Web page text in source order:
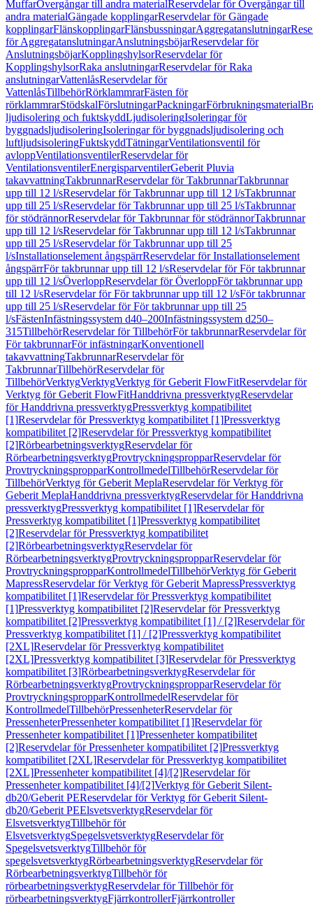
MuffarÖvergångar till andra materialReservdelar för Övergångar till
andra materialGängade kopplingarReservdelar för Gängade
kopplingarFlänskopplingarFlänsbussningarAggregatanslutningar
för AggregatanslutningarAnslutningsböjarReservdelar för
AnslutningsböjarKopplingshylsorReservdelar för
KopplingshylsorRaka anslutningarReservdelar för Raka
anslutningarVattenlåsReservdelar för
VattenlåsTillbehörRörklammrarFästen för
rörklammrarStödskalFörslutningarPackningarFörbrukningsmaterial
ljudisolering och fuktskyddLjudisoleringIsoleringar för
byggnadsljudisoleringIsoleringar för byggnadsljudisolering och
luftljudsisoleringFuktskyddTätningarVentilationsventil för
avloppVentilationsventilerReservdelar för
VentilationsventilerEnergisparventilerGeberit Pluvia
takavvattningTakbrunnarReservdelar för TakbrunnarTakbrunnar
upp till 12 l/sReservdelar för Takbrunnar upp till 12 l/sTakbrunnar
upp till 25 l/sReservdelar för Takbrunnar upp till 25 l/sTakbrunnar
för stödrännorReservdelar för Takbrunnar för stödrännorTakbrunnar
upp till 12 l/sReservdelar för Takbrunnar upp till 12 l/sTakbrunnar
upp till 25 l/sReservdelar för Takbrunnar upp till 25
l/sInstallationselement ångspärrReservdelar för Installationselement
ångspärrFör takbrunnar upp till 12 l/sReservdelar för För takbrunnar
upp till 12 l/sÖverloppReservdelar för ÖverloppFör takbrunnar upp
till 12 l/sReservdelar för För takbrunnar upp till 12 l/sFör takbrunnar
upp till 25 l/sReservdelar för För takbrunnar upp till 25
l/sFästenInfästningssystem d40–200Infästningssystem d250–
315TillbehörReservdelar för TillbehörFör takbrunnarReservdelar för
För takbrunnarFör infästningarKonventionell
takavvattningTakbrunnarReservdelar för
TakbrunnarTillbehörReservdelar för
TillbehörVerktygVerktygVerktyg för Geberit FlowFitReservdelar för
Verktyg för Geberit FlowFitHanddrivna pressverktygReservdelar
för Handdrivna pressverktygPressverktyg kompatibilitet
[1]Reservdelar för Pressverktyg kompatibilitet [1]Pressverktyg
kompatibilitet [2]Reservdelar för Pressverktyg kompatibilitet
[2]RörbearbetningsverktygReservdelar för
RörbearbetningsverktygProvtryckningspropparReservdelar för
ProvtryckningspropparKontrollmedelTillbehörReservdelar för
TillbehörVerktyg för Geberit MeplaReservdelar för Verktyg för
Geberit MeplaHanddrivna pressverktygReservdelar för Handdrivna
pressverktygPressverktyg kompatibilitet [1]Reservdelar för
Pressverktyg kompatibilitet [1]Pressverktyg kompatibilitet
[2]Reservdelar för Pressverktyg kompatibilitet
[2]RörbearbetningsverktygReservdelar för
RörbearbetningsverktygProvtryckningspropparReservdelar för
ProvtryckningspropparKontrollmedelTillbehörVerktyg för Geberit
MapressReservdelar för Verktyg för Geberit MapressPressverktyg
kompatibilitet [1]Reservdelar för Pressverktyg kompatibilitet
[1]Pressverktyg kompatibilitet [2]Reservdelar för Pressverktyg
kompatibilitet [2]Pressverktyg kompatibilitet [1] / [2]Reservdelar för
Pressverktyg kompatibilitet [1] / [2]Pressverktyg kompatibilitet
[2XL]Reservdelar för Pressverktyg kompatibilitet
[2XL]Pressverktyg kompatibilitet [3]Reservdelar för Pressverktyg
kompatibilitet [3]RörbearbetningsverktygReservdelar för
RörbearbetningsverktygProvtryckningspropparReservdelar för
ProvtryckningspropparKontrollmedelReservdelar för
KontrollmedelTillbehörPressenheterReservdelar för
PressenheterPressenheter kompatibilitet [1]Reservdelar för
Pressenheter kompatibilitet [1]Pressenheter kompatibilitet
[2]Reservdelar för Pressenheter kompatibilitet [2]Pressverktyg
kompatibilitet [2XL]Reservdelar för Pressverktyg kompatibilitet
[2XL]Pressenheter kompatibilitet [4]/[2]Reservdelar för
Pressenheter kompatibilitet [4]/[2]Verktyg för Geberit Silent-
db20/Geberit PEReservdelar för Verktyg för Geberit Silent-
db20/Geberit PEElsvetsverktygReservdelar för
ElsvetsverktygTillbehör för
ElsvetsverktygSpegelsvetsverktygReservdelar för
SpegelsvetsverktygTillbehör för
spegelsvetsverktygRörbearbetningsverktygReservdelar för
RörbearbetningsverktygTillbehör för
rörbearbetningsverktygReservdelar för Tillbehör för
rörbearbetningsverktygFjärrkontrollerFjärrkontroller